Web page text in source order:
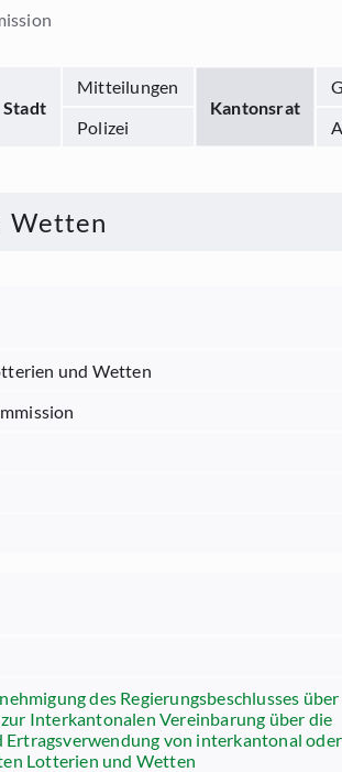
Stadt
Mitteilungen
Kantonsrat
Polizei
Wetten
und Wetten
des Regierungsbeschlusses über
Interkantonalen Vereinbarung über die
von interkantonal oder
Lotterien und Wetten